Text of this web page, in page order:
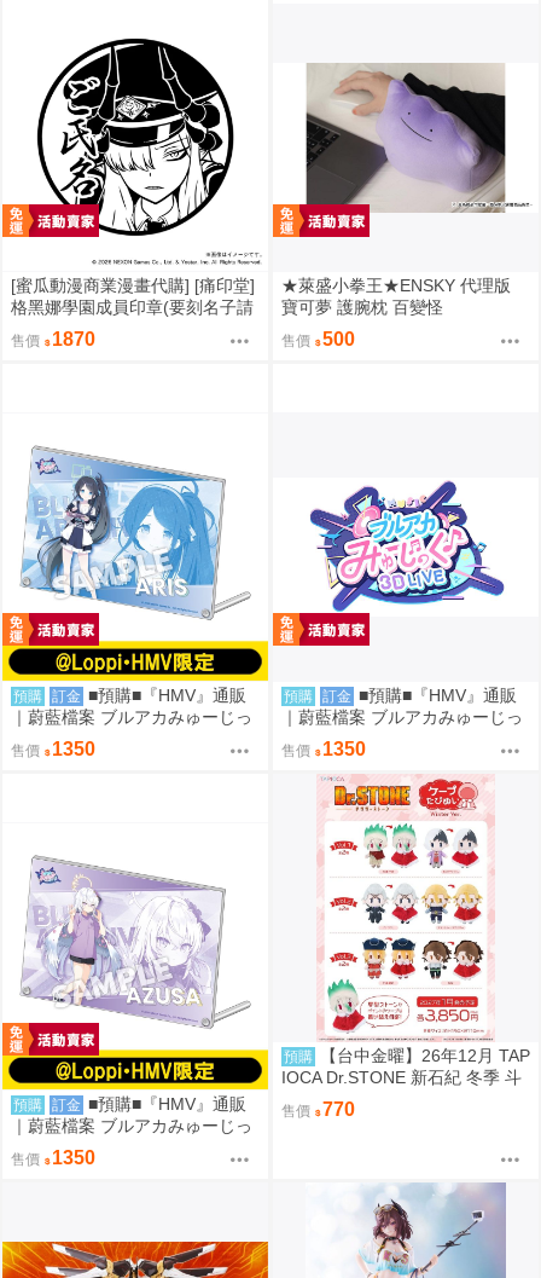
[蜜瓜動漫商業漫畫代購] [痛印堂]
格黑娜學園成員印章(要刻名子請
下單備註)(預約至8/28)(12月預
約)(蔚藍檔案)
售價 1870
★萊盛小拳王★ENSKY 代理版
寶可夢 護腕枕 百變怪
售價 500
預購 訂金 ■預購■『HMV』通販
｜蔚藍檔案 ブルアカみゅーじっ
く♪3D LIVE『遊戲開發部』壓克
力板。[0912]
售價 1350
預購 訂金 ■預購■『HMV』通販
｜蔚藍檔案 ブルアカみゅーじっ
く♪3D LIVE『放學後甜點部』壓
克力板。[0912]
售價 1350
預購 訂金 ■預購■『HMV』通販
｜蔚藍檔案 ブルアカみゅーじっ
く♪3D LIVE『三一綜合學園補課
部』壓克力板。[0912]
售價 1350
預購
【台中金曜】26年12月 TAP
IOCA Dr.STONE 新石紀 冬季 斗
篷可換裝布偶 娃娃 6款分售 0814
售價 770